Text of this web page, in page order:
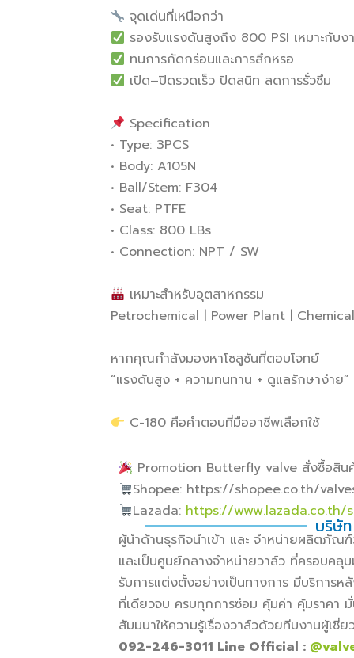
จุดเด่นที่เหนือกว่า
รองรับแรงดันสูงถึง 800 PSI เหมาะกับง
ทนการกัดกร่อนและการสึกหรอ
เปิด–ปิดรวดเร็ว ปิดสนิท ลดการรั่วซึม
Specification
• Type: 3PCS
• Body: A105N
• Ball/Stem: F304
• Seat: PTFE
• Class: 800 LBs
• Connection: NPT / SW
เหมาะสำหรับอุตสาหกรรม
Petrochemical | Power Plant |
หากคุณกำลังมองหาโซลูชันที่ตอบโจทย์
“แรงดันสูง + ความทนทาน + ดูแลรักษาง่าย”
C-180 คือคำตอบที่มืออาชีพเลือกใช้
Promotion Butterfly valve สั่งซื้อสิน
Shopee: https://shopee.co.th/
Lazada: https://www.lazada.co.th/
บริษั
ผู้นำด้านธุรกิจนำเข้า และ จำหน่ายผลิตภัณ
และเป็นศูนย์กลางจำหน่ายวาล์ว ที่ครอบคลุ
รับการแต่งตั้งอย่างเป็นทางการ มีบริการห
ที่เดียวจบ ครบทุกการซ่อม คุ้มค่า คุ้มราคา
สัมมนาให้ความรู้เรื่องวาล์วด้วยทีมงานผู้เชี่
092-246-3011 Line Official :